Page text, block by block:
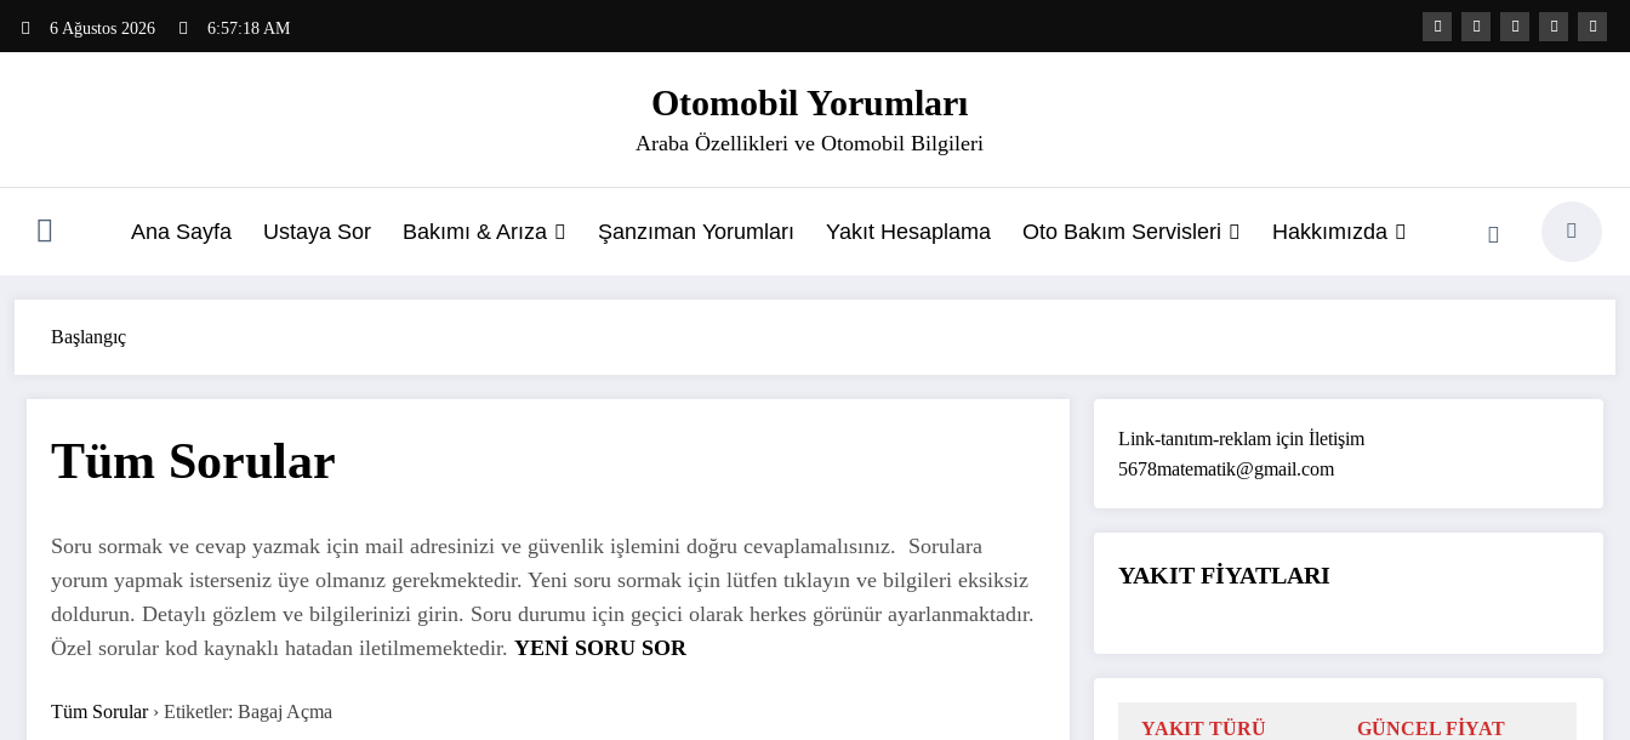
6 Ağustos 2026 6:57:18 AM
Otomobil Yorumları
Araba Özellikleri ve Otomobil Bilgileri
Ana Sayfa Ustaya Sor Bakımı & Arıza Şanzıman Yorumları Yakıt Hesaplama Oto Bakım Servisleri Hakkımızda
Başlangıç
Tüm Sorular
Soru sormak ve cevap yazmak için mail adresinizi ve güvenlik işlemini doğru cevaplamalısınız. Sorulara
yorum yapmak isterseniz üye olmanız gerekmektedir. Yeni soru sormak için lütfen tıklayın ve bilgileri eksiksiz
doldurun. Detaylı gözlem ve bilgilerinizi girin. Soru durumu için geçici olarak herkes görünür ayarlanmaktadır.
Özel sorular kod kaynaklı hatadan iletilmemektedir. YENİ SORU SOR
Tüm Sorular› Etiketler: Bagaj Açma
Link-tanıtım-reklam için İletişim
5678matematik@gmail.com
YAKIT FİYATLARI
YAKIT TÜRÜ GÜNCEL FİYAT